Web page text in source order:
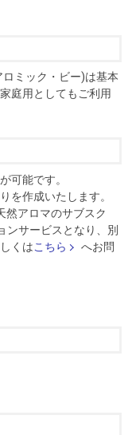
ミック・ビー)は基本
庭用としてもご利用
可能です。
を作成いたします。
然アロマのサブスク
ンサービスとなり、別
くはこちら
へお問